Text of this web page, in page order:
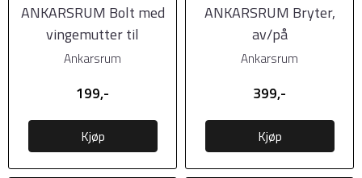
ANKARSRUM Bolt med
vingemutter til
kjøttkvern
Ankarsrum
199,-
Kjøp
ANKARSRUM Bryter,
av/på
Ankarsrum
399,-
Kjøp